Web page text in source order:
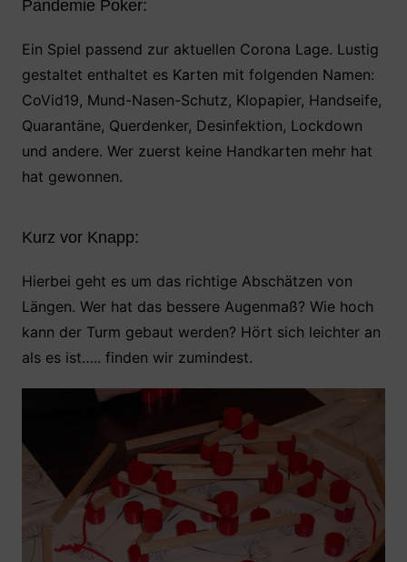
Pandemie Poker:
Ein Spiel passend zur aktuellen Corona Lage. Lustig
gestaltet enthaltet es Karten mit folgenden Namen:
CoVid19, Mund-Nasen-Schutz, Klopapier, Handseife,
Quarantäne, Querdenker, Desinfektion, Lockdown
und andere. Wer zuerst keine Handkarten mehr hat
hat gewonnen.
Kurz vor Knapp:
Hierbei geht es um das richtige Abschätzen von
Längen. Wer hat das bessere Augenmaß? Wie hoch
kann der Turm gebaut werden? Hört sich leichter an
als es ist….. finden wir zumindest.